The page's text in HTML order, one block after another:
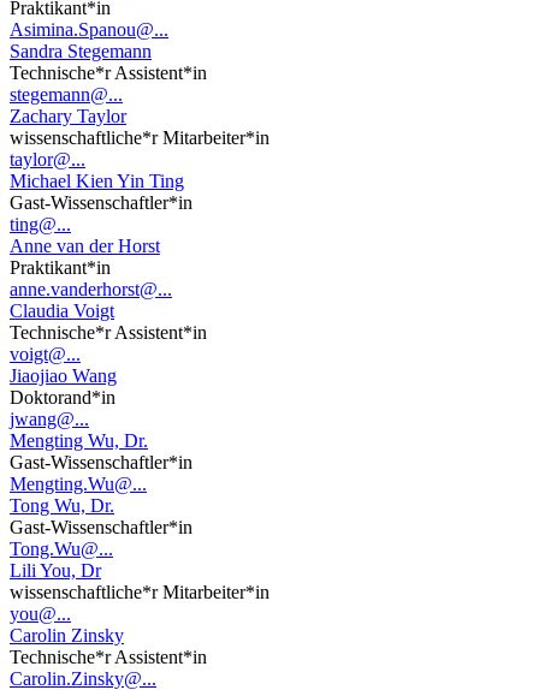
Praktikant*in
Asimina.Spanou@...
Sandra Stegemann
Technische*r Assistent*in
stegemann@...
Zachary Taylor
wissenschaftliche*r Mitarbeiter*in
taylor@...
Michael Kien Yin Ting
Gast-Wissenschaftler*in
ting@...
Anne van der Horst
Praktikant*in
anne.vanderhorst@...
Claudia Voigt
Technische*r Assistent*in
voigt@...
Jiaojiao Wang
Doktorand*in
jwang@...
Mengting Wu, Dr.
Gast-Wissenschaftler*in
Mengting.Wu@...
Tong Wu, Dr.
Gast-Wissenschaftler*in
Tong.Wu@...
Lili You, Dr
wissenschaftliche*r Mitarbeiter*in
you@...
Carolin Zinsky
Technische*r Assistent*in
Carolin.Zinsky@...